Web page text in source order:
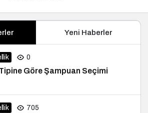
Yeni Haberler
0
Göre Şampuan Seçimi
705